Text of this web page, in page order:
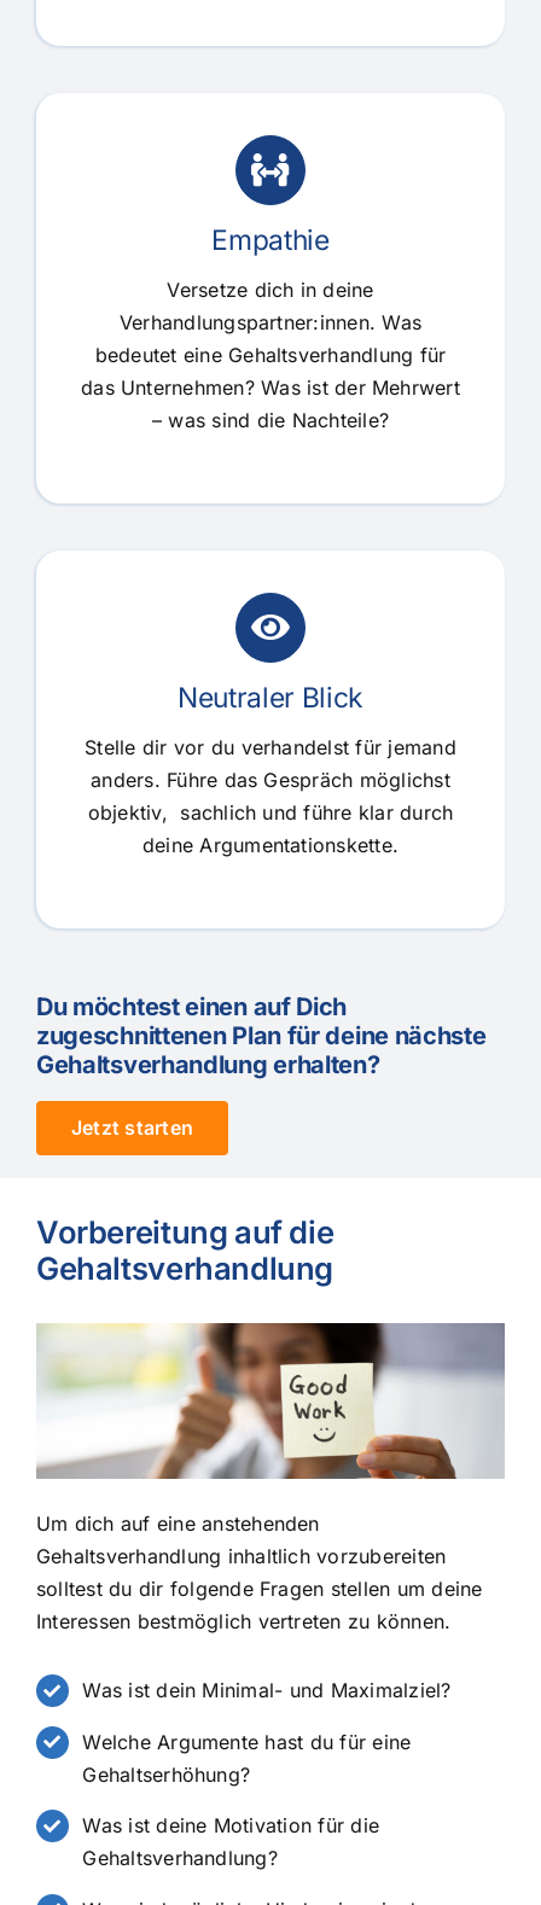
Empathie
Versetze dich in deine
Verhandlungspartner:innen. Was
bedeutet eine Gehaltsverhandlung für
das Unternehmen? Was ist der Mehrwert
– was sind die Nachteile?
Neutraler Blick
Stelle dir vor du verhandelst für jemand
anders. Führe das Gespräch möglichst
objektiv, sachlich und führe klar durch
deine Argumentationskette.
Du möchtest einen auf Dich
zugeschnittenen Plan für deine nächste
Gehaltsverhandlung erhalten?
Jetzt starten
Vorbereitung auf die
Gehaltsverhandlung
Um dich auf eine anstehenden
Gehaltsverhandlung inhaltlich vorzubereiten
solltest du dir folgende Fragen stellen um deine
Interessen bestmöglich vertreten zu können.
Was ist dein Minimal- und Maximalziel?
Welche Argumente hast du für eine
Gehaltserhöhung?
Was ist deine Motivation für die
Gehaltsverhandlung?